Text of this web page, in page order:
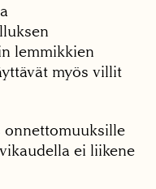
lemmikkien
myös villit
onnettomuuksille
ei liikene